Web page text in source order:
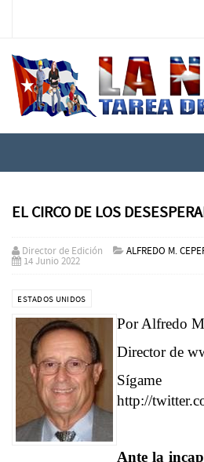
EL CIRCO DE LOS
Director de Edición ALFREDO M.
14 Junio 2022
ESTADOS UNIDOS
Por Alfredo
Director de
http://
Ante la